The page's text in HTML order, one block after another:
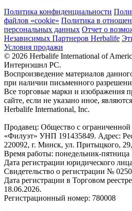
Политика конфиденциальности
файлов «cookie» Политика в
персональных данных Отчет о
Независимых Партнеров Herbalife
Условия продажи
© 2026 Herbalife International of
Интернэшнл РС.
Воспроизведение материалов
при наличии письменного
Все торговые марки и изображения
сайте, если не указано иное,
Herbalife International, Inc.
Продавец: Общество с ограниченной
«Филуэт» УНП 191435849. Адрес:
220092, г. Минск, ул. Притыцкого,
Время работы: понедельник-пятница
Дата регистрации юридического
Свидетельство о регистрации №
Дата регистрации в Торговом
18.06.2026.
Регистрационный номер: 780008